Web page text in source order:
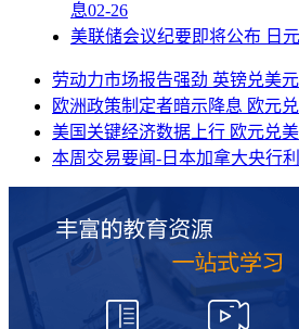
息02-26
美联储会议纪要即将公布 日
劳动力市场报告强劲 英镑兑美
欧洲政策制定者暗示降息 欧元
美国关键经济数据上行 欧元兑
本周交易要闻-日本加拿大央行